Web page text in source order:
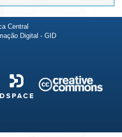
Central
Digital - GID